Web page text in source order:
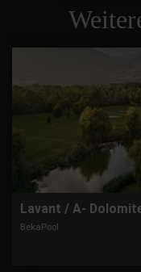
Lavant / A-
BekaPool